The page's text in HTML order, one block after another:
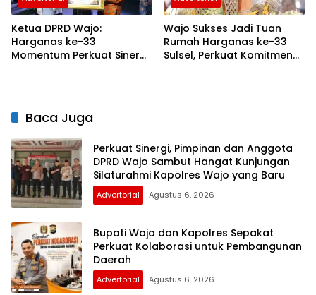
Ketua DPRD Wajo:
Harganas ke-33
Momentum Perkuat Sinergi
Wajo Sukses Jadi Tuan
Rumah Harganas ke-33
Sulsel, Perkuat Komitmen
Baca Juga
Perkuat Sinergi, Pimpinan dan Anggota
DPRD Wajo Sambut Hangat Kunjungan
Silaturahmi Kapolres Wajo yang Baru
Advertorial Agustus 6, 2026
Bupati Wajo dan Kapolres Sepakat
Perkuat Kolaborasi untuk Pembangunan
Daerah
Advertorial Agustus 6, 2026